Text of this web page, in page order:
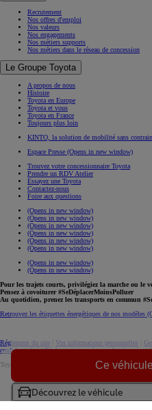
Ce
Découvrez le véhicule
Recrutement
Nos offres d'emploi
Nos valeurs
Nos engagements
Nos métiers supports
Nos métiers dans le réseau de concession
Le Groupe Toyota
A propos de nous
Histoire
Toyota en Europe
Toyota et vous
Toyota en France
Toujours plus loin
KINTO, la solution de mobilité sans
Espace Presse (Opens in new window)
Trouvez votre concessionnaire Toyota
Prendre un RDV Atelier
Essayez une Toyota
Contactez-nous
Foire aux questions
(Opens in new window)
(Opens in new window)
(Opens in new window)
(Opens in new window)
(Opens in new window)
(Opens in new window)
(Opens in new window)
(Opens in new window)
Pour les trajets courts, privilégiez la marche ou le
Pensez à covoiturer #SeDéplacerMoinsPolluer
Au quotidien, prenez les transports en commun
Retrouvez les étiquettes énergétiques de nos modèles
Réglement du site Vos informations personnelles
confidentialité|Règlement européen sur les données|
Toyota. Tous droits réservés. © 2026
Accessibilité : non conforme